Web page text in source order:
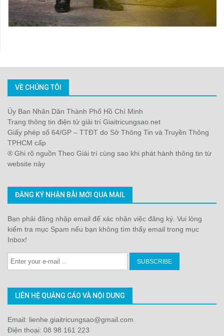
VỀ CHÚNG TÔI
Ủy Ban Nhân Dân Thành Phố Hồ Chí Minh
Trang thông tin điện tử giải trí Giaitricungsao.net
Giấy phép số 64/GP – TTĐT do Sở Thông Tin và Truyền Thông
TPHCM cấp
® Ghi rõ nguồn Theo Giải trí cùng sao khi phát hành thông tin từ
website này
ĐĂNG KÝ NHẬN BÀI MỚI QUA MAIL
Bạn phải đăng nhập email để xác nhận việc đăng ký. Vui lòng
kiểm tra mục Spam nếu bạn không tìm thấy email trong mục
Inbox!
LIÊN HỆ QUẢNG CÁO VÀ NỘI DUNG
Email: lienhe.giaitricungsao@gmail.com
Điện thoại: 08 98 161 223